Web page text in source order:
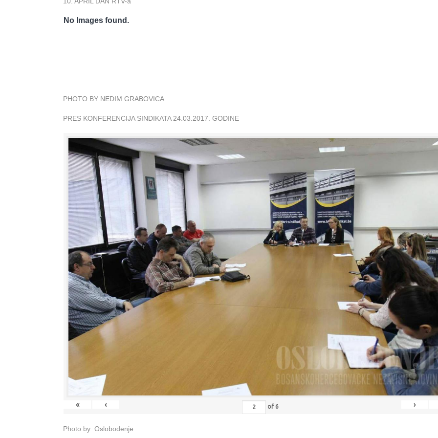
No Images found.
PHOTO BY NEDIM GRABOVICA
PRES KONFERENCIJA SINDIKATA 24.03.2017. GODINE
« ‹ of 6 ›
Photo by Oslobođenje